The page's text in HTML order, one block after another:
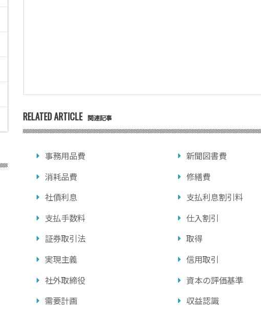
RELATED ARTICLE 関連記事
事務用品費 新聞図書費
消耗品費
修繕費
社債利息
支払利息割引料
支払手数料
仕入割引
証券取引法
取得
実現主義
信用取引
社外取締役
資本の評価基準
需要計画
収益認識